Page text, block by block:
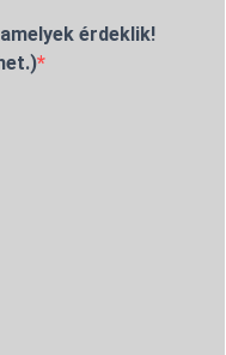
érdeklik!